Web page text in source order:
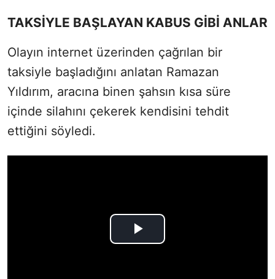
TAKSİYLE BAŞLAYAN KABUS GİBİ ANLAR
Olayın internet üzerinden çağrılan bir
taksiyle başladığını anlatan Ramazan
Yıldırım, aracına binen şahsın kısa süre
içinde silahını çekerek kendisini tehdit
ettiğini söyledi.